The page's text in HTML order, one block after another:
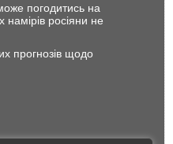
погодитись на
росіяни не
прогнозів щодо